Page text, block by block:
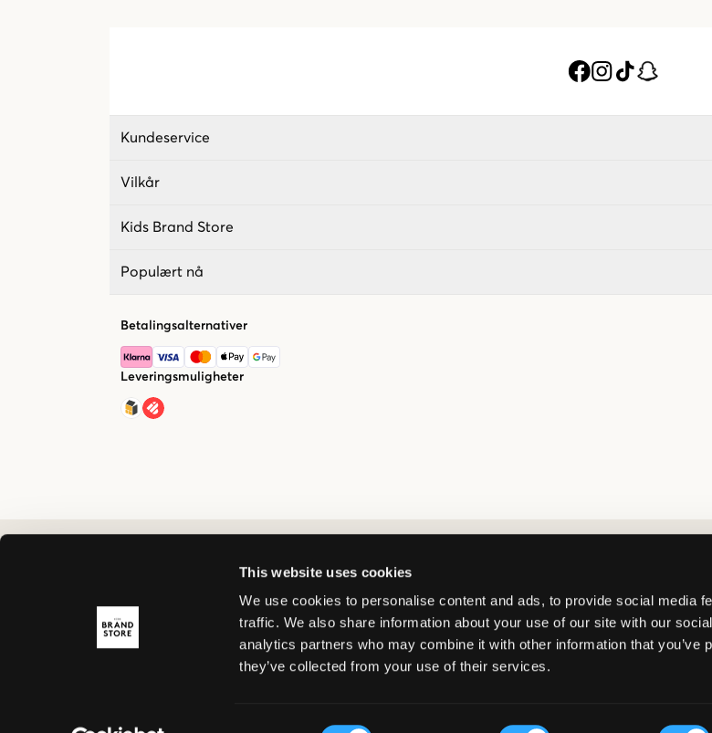
This website uses cookies
We use cookies to personalise content and ads, to provide social media
traffic. We also share information about your use of our site with our
analytics partners who may combine it with other information that you’ve
they’ve collected from your use of their services.
Kundeservice
Vilkår
Kids Brand Store
Populært nå
Betalingsalternativer
Leveringsmuligheter